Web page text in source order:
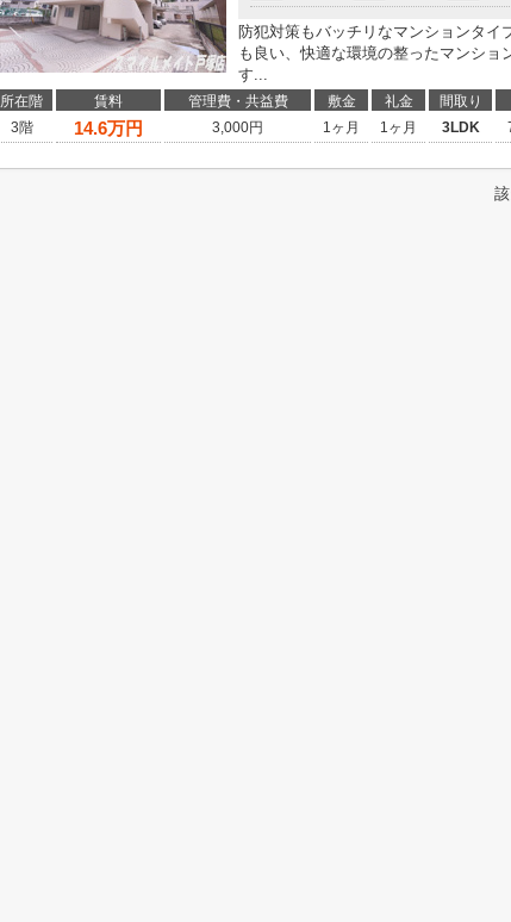
防犯対策もバッチリなマンションタイ
も良い、快適な環境の整ったマンシ
す...
所在階 賃料 管理費・共益費 敷金 礼金 間取り
3階
14.6万円 3,000円 1ヶ月 1ヶ月 3LDK